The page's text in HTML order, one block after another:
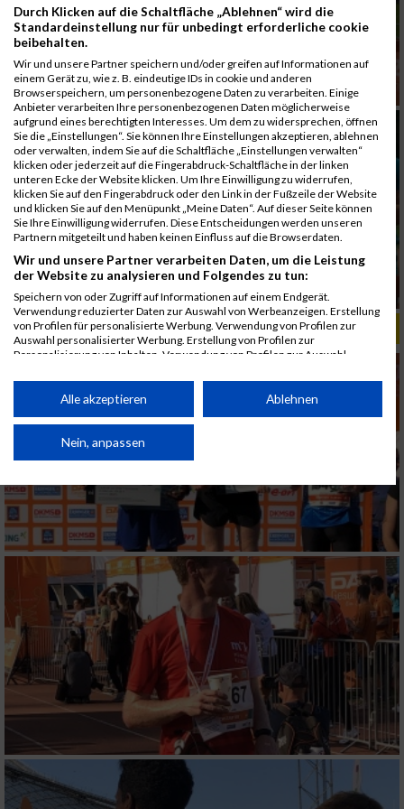
ALBUM B2RUN MÜNCHEN, B2RUN / 16.07.2019
Durch Klicken auf die Schaltfläche „Ablehnen“ wird die
Standardeinstellung nur für unbedingt erforderliche cookie
beibehalten.
Wir und unsere Partner speichern und/oder greifen auf Informationen auf
einem Gerät zu, wie z. B. eindeutige IDs in cookie und anderen
Browserspeichern, um personenbezogene Daten zu verarbeiten. Einige
Anbieter verarbeiten Ihre personenbezogenen Daten möglicherweise
aufgrund eines berechtigten Interesses. Um dem zu widersprechen, öffnen
Sie die „Einstellungen“. Sie können Ihre Einstellungen akzeptieren, ablehnen
oder verwalten, indem Sie auf die Schaltfläche „Einstellungen verwalten“
klicken oder jederzeit auf die Fingerabdruck-Schaltfläche in der linken
unteren Ecke der Website klicken. Um Ihre Einwilligung zu widerrufen,
klicken Sie auf den Fingerabdruck oder den Link in der Fußzeile der Website
und klicken Sie auf den Menüpunkt „Meine Daten“. Auf dieser Seite können
Sie Ihre Einwilligung widerrufen. Diese Entscheidungen werden unseren
Partnern mitgeteilt und haben keinen Einfluss auf die Browserdaten.
Wir und unsere Partner verarbeiten Daten, um die Leistung
der Website zu analysieren und Folgendes zu tun:
Speichern von oder Zugriff auf Informationen auf einem Endgerät.
Verwendung reduzierter Daten zur Auswahl von Werbeanzeigen. Erstellung
von Profilen für personalisierte Werbung. Verwendung von Profilen zur
Auswahl personalisierter Werbung. Erstellung von Profilen zur
Personalisierung von Inhalten. Verwendung von Profilen zur Auswahl
Performance von Inhalten. Analyse von Zielgruppen durch Statistiken oder
Kombinationen von Daten aus verschiedenen Quellen. Entwicklung und
von Inhalten.
Daten können außerhalb der Europäischen Union weitergegeben und in die
Website/App.
Partnerliste anzeigen (1 IAB-Anbieter)
Wir nutzen Ihre Daten für folgende Zwecke:
IAB-Verarbeitungszwecke:
Speichern von oder Zugriff auf Informationen
auf einem Endgerät
Verwendung reduzierter Daten zur Auswahl
von Werbeanzeigen
Erstellung von Profilen für personalisierte
Verwendung von Profilen zur Auswahl
personalisierter Werbung
Alle akzeptieren Ablehnen
Nein, anpassen